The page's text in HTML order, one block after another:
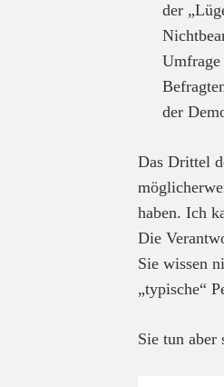
der
Umfrage
der
Das Drittel
haben. Ich
Die
Sie wissen
„typische“
Sie tun aber